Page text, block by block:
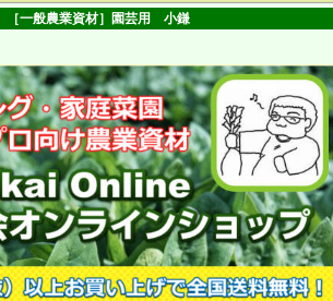
［一般農業資材］園芸用 小鎌